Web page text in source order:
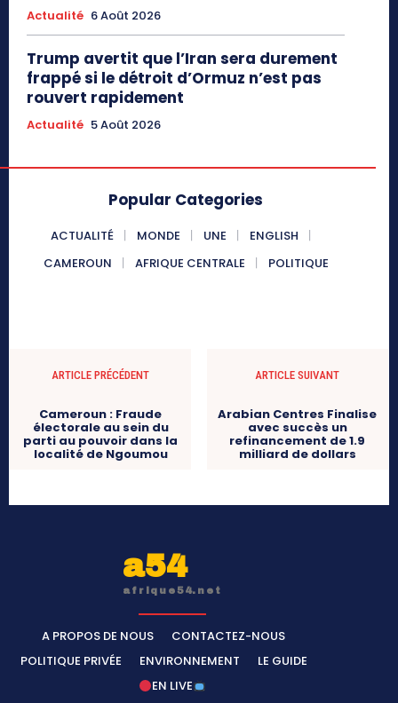
Actualité 6 Août 2026
Trump avertit que l’Iran sera durement
frappé si le détroit d’Ormuz n’est pas
rouvert rapidement
Actualité 5 Août 2026
Popular Categories
ACTUALITÉ MONDE UNE
ENGLISH
CAMEROUN
AFRIQUE CENTRALE POLITIQUE
ARTICLE PRÉCÉDENT
Cameroun : Fraude
électorale au sein du
parti au pouvoir dans la
localité de Ngoumou
ARTICLE SUIVANT
Arabian Centres Finalise
avec succès un
refinancement de 1.9
milliard de dollars
a54
afrique54.net
A PROPOS DE NOUS
CONTACTEZ-NOUS
POLITIQUE PRIVÉE
ENVIRONNEMENT
LE GUIDE
EN LIVE